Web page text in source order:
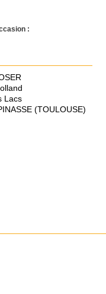
:
Lacs
(TOULOUSE)